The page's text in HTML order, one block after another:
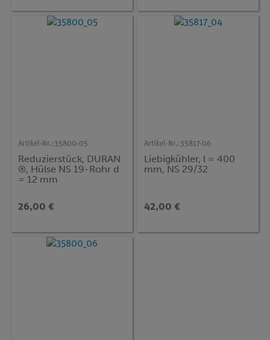
Artikel-Nr.:35800-05
Reduzierstück, DURAN
®, Hülse NS 19-Rohr d
= 12 mm
26,00 €
Artikel-Nr.:35817-06
Liebigkühler, l = 400
mm, NS 29/32
42,00 €